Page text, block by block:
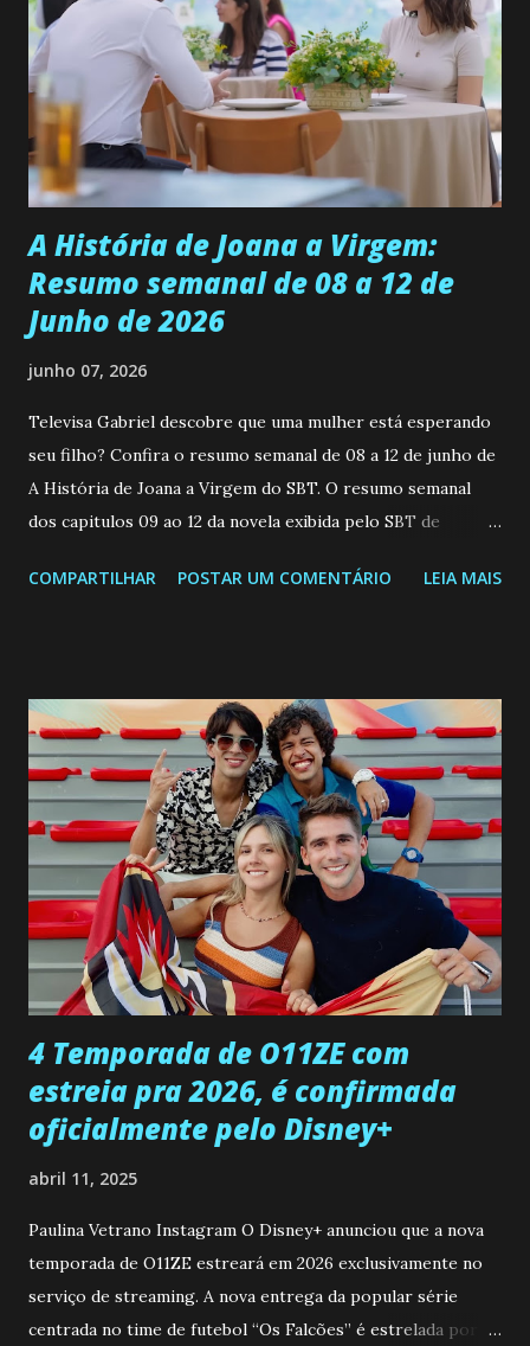
ser a primeira mulher da família a ingressar na
universidade. Ela tem uma personalidade muito alegre, é
muito madura para a idade, determinada, criativa e
empática. Detesta injustiças e é uma ótima amiga. Pode ser
teimosa e muito persistente quando decide fazer algo.
Durante um exame ginecológico, ela é inseminada por eng...
A História de Joana a Virgem:
Resumo semanal de 08 a 12 de
Junho de 2026
junho 07, 2026
Televisa Gabriel descobre que uma mulher está esperando
seu filho? Confira o resumo semanal de 08 a 12 de junho de
A História de Joana a Virgem do SBT. O resumo semanal
dos capitulos 09 ao 12 da novela exibida pelo SBT de
a Programação Semanal do SBT de 08/06/26 a 14/06/26
confessa a Gabriel que ele demonstrou ser o tipo de
pessoa que ela tanto desejou durante toda a vida. Camila
entra no quarto de Gabriel e imagina como seria o
encontro deles, quando conseguir seduzi-lo. Manuel avisa a
Paula sobre a suposta infidelidade de Gabriel com Joana.
Rogerio consegue se livrar de todas as suspeitas pelo
desaparecimento de Francisco, apontando que ele poderia
ter sido vítima da fúria de Gabriel. Artur informa a Gabriel
que a clínica inseminou por engano outra paciente, que está
...
COMPARTILHAR POSTAR UM COMENTÁRIO LEIA MAIS
4 Temporada de O11ZE com
estreia pra 2026, é confirmada
oficialmente pelo Disney+
abril 11, 2025
Paulina Vetrano Instagram O Disney+ anunciou que a nova
temporada de O11ZE estreará em 2026 exclusivamente no
serviço de streaming. A nova entrega da popular série
centrada no time de futebol “Os Falcões” é estrelada por